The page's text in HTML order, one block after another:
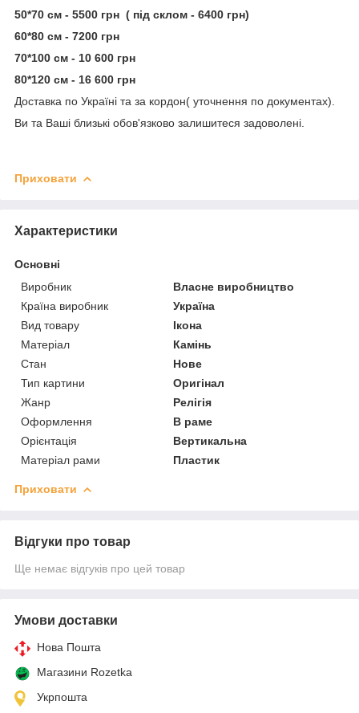
50*70 см - 5500 грн ( під склом - 6400 грн)
60*80 см - 7200 грн
70*100 см - 10 600 грн
80*120 см - 16 600 грн
Доставка по Україні та за кордон( уточнення по документах).
Ви та Ваші близькі обов'язково залишитеся задоволені.
Приховати
Характеристики
Основні
Виробник
Власне виробництво
Країна виробник
Україна
Вид товару
Ікона
Матеріал
Камінь
Стан
Нове
Тип картини
Оригінал
Жанр
Релігія
Оформлення
В раме
Орієнтація
Вертикальна
Матеріал рами
Пластик
Приховати
Відгуки про товар
Ще немає відгуків про цей товар
Умови доставки
Нова Пошта
Магазини Rozetka
Укрпошта